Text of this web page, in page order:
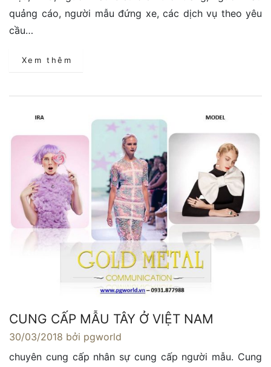
quảng cáo, người mẫu đứng xe, các dịch vụ theo yêu
cầu…
Xem thêm
CUNG CẤP MẪU TÂY Ở VIỆT NAM
30/03/2018 bởi pgworld
chuyên cung cấp nhân sự cung cấp người mẫu. Cung